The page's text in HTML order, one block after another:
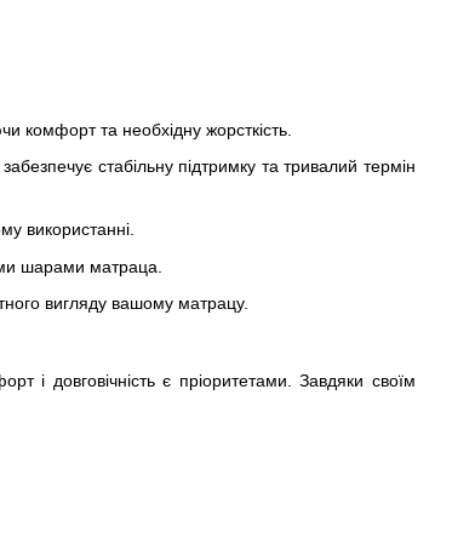
комфорт та необхідну жорсткість.
стабільну підтримку та тривалий термін
використанні.
шарами матраца.
вигляду вашому матрацу.
і довговічність є пріоритетами. Завдяки своїм